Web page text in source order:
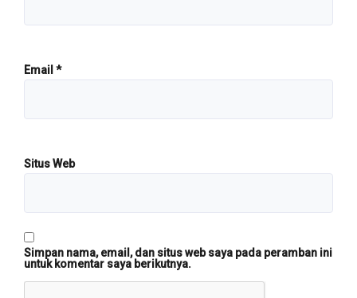
Email *
Situs Web
Simpan nama, email, dan situs web saya pada peramban ini
untuk komentar saya berikutnya.